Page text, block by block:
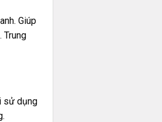
Giúp
Trung
sử dụng